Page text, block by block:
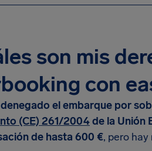
son mis
con
denegado el embarque por
(CE) 261/2004de la Unión
de hasta 600 €, pero